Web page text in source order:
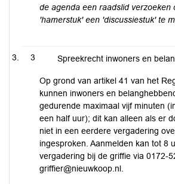
de agenda een raadslid verzoeken
'hamerstuk' een 'discussiestuk' te
3 Spreekrecht inwoners en
Op grond van artikel 41 van het
kunnen inwoners en
gedurende maximaal vijf minuten
een half uur); dit kan alleen als er
niet in een eerdere vergadering
ingesproken. Aanmelden kan tot 8
vergadering bij de griffie via 0172-
griffier@nieuwkoop.nl.